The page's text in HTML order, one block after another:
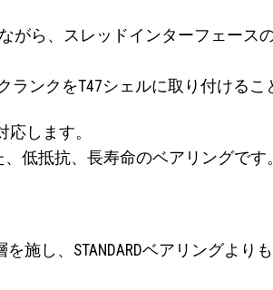
がら、スレッドインターフェー
ンクをT47シェルに取り付けるこ
応します。
低抵抗、長寿命のベアリングです。
を施し、STANDARDベアリング